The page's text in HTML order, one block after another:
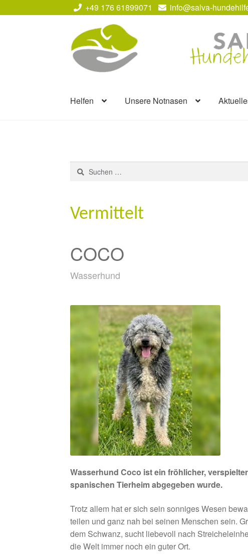
+49 176 61899071 info@salva-
Navigation
springen
Zum
Inhalt
springen
Helfen Unsere Notnasen
Suchen
nach:
Vermittelt
COCO
Wasserhund
Wasserhund Coco ist ein fröhlicher,
spanischen Tierheim abgegeben wurde.
Trotz allem hat er sich sein sonniges Wesen
teilen und ganz nah bei seinen Menschen sein.
dem Schwanz, sucht liebevoll nach
die Welt immer noch ein guter Ort.